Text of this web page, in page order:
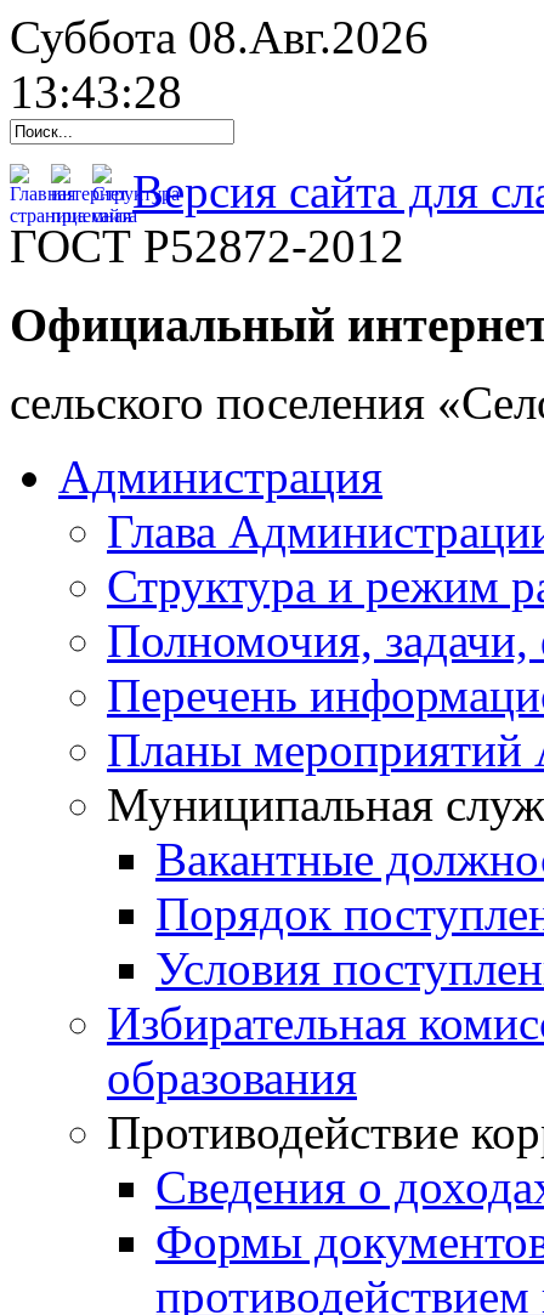
Суббота 08.Авг.2026
13:43:29
Версия сайта для
ГОСТ Р52872-2012
Официальный
cельского поселения
Администрация
Глава
Структура и режим
Полномочия,
Перечень
Планы мероприятий
Муниципальная
Вакантные
Порядок
Условия
Избирательная
образования
Противодействие
Сведения о
Формы